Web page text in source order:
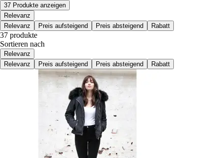
37 Produkte anzeigen
Relevanz
Relevanz
Preis aufsteigend Preis absteigend Rabatt
37 produkte
Sortieren nach
Relevanz
Relevanz
Preis aufsteigend Preis absteigend Rabatt